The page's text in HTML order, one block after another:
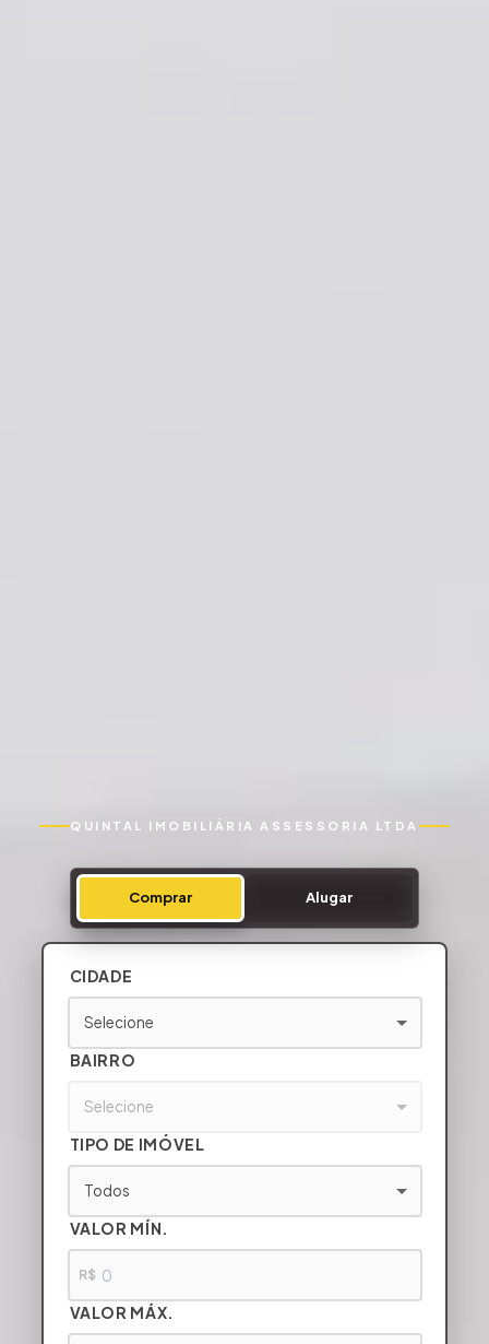
QUINTAL IMOBILIÁRIA ASSESSORIA LTDA
Comprar Alugar
CIDADE
Selecione
BAIRRO
Selecione
TIPO DE IMÓVEL
Todos
VALOR MÍN.
R$
VALOR MÁX.